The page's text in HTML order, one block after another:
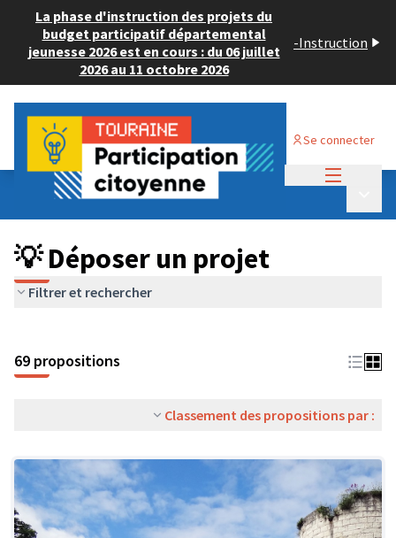
La phase d'instruction des projets du
budget participatif départemental
jeunesse 2026 est en cours : du 06 juillet
2026 au 11 octobre 2026
-Instruction
Se connecter
Budget Participatif ADULTE 2024
💡 Déposer un projet
💡 Déposer un projet
Filtrer et rechercher
69 propositions
Classement des propositions par :